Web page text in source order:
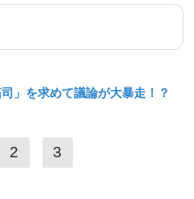
司」を求めて議論が大暴走！？
2 3